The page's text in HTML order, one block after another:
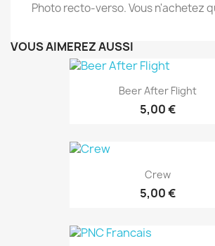
Photo recto-verso. Vous n'achetez
VOUS AIMEREZ AUSSI
Beer After Flight
5,00 €
Crew
5,00 €